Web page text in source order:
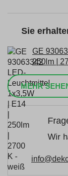
Sie
GE
250lm |
MEHR
Wir